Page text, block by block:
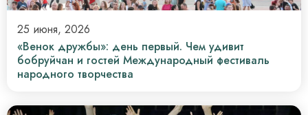
25 июня, 2026
«Венок дружбы»: день первый. Чем удивит
бобруйчан и гостей Международный фестиваль
народного творчества